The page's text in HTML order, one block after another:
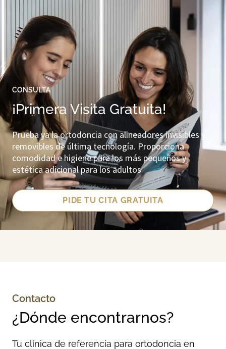
CONSULTA
¡Primera Visita Gratuita!
Prueba ya la ortodoncia con alineadores invisibles y
removibles de última tecnología. Proporciona
comodidad e higiene para los más pequeños y
estética adicional para los adultos
PIDE TU CITA GRATUITA
Contacto
¿Dónde encontrarnos?
Tu clínica de referencia para ortodoncia en